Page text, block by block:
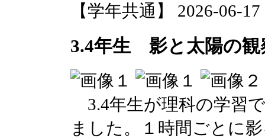
【学年共通】 2026-06-
3.4年生 影と太陽の観
3.4年生が理科の学習
ました。１時間ごとに